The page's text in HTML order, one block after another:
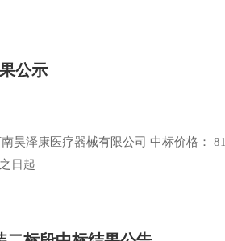
公示
昊泽康医疗器械有限公司 中标价格：
日起